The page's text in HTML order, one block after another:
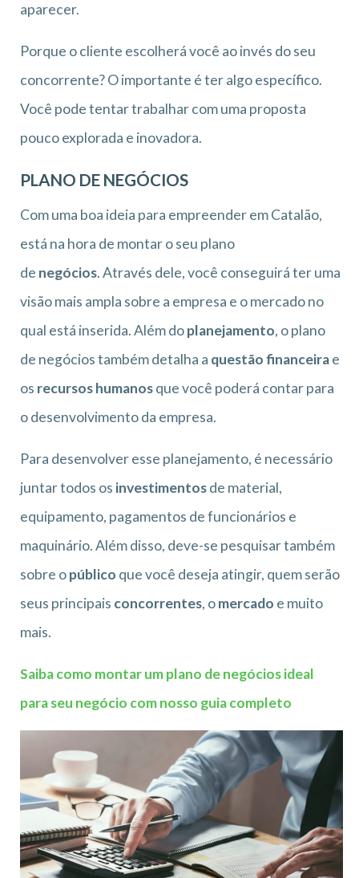
aparecer.
Porque o cliente escolherá você ao invés do seu
concorrente? O importante é ter algo específico.
Você pode tentar trabalhar com uma proposta
pouco explorada e inovadora.
PLANO DE NEGÓCIOS
Com uma boa ideia para empreender em Catalão,
está na hora de montar o seu plano
de negócios. Através dele, você conseguirá ter uma
visão mais ampla sobre a empresa e o mercado no
qual está inserida. Além doplanejamento, o plano
de negócios também detalha a questão financeirae
os recursos humanosque você poderá contar para
o desenvolvimento da empresa.
Para desenvolver esse planejamento, é necessário
juntar todos os investimentosde material,
equipamento, pagamentos de funcionários e
maquinário. Além disso, deve-se pesquisar também
sobre opúblico que você deseja atingir, quem serão
seus principais concorrentes, omercado e muito
mais.
Saiba como montar um plano de negócios ideal
para seu negócio com nosso guia completo